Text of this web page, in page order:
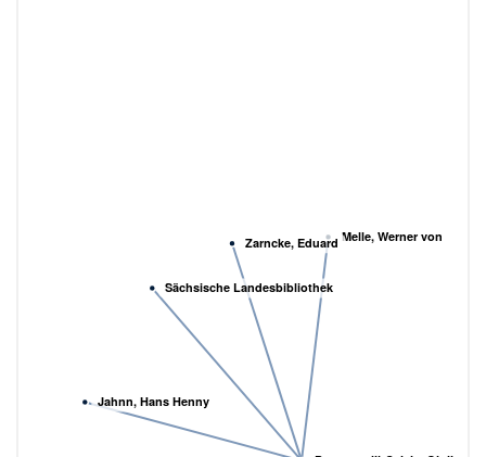
Melle, Werner von
Jahnn, Hans Henny
Sächsische Landesbibliothek
Zarncke, Eduard